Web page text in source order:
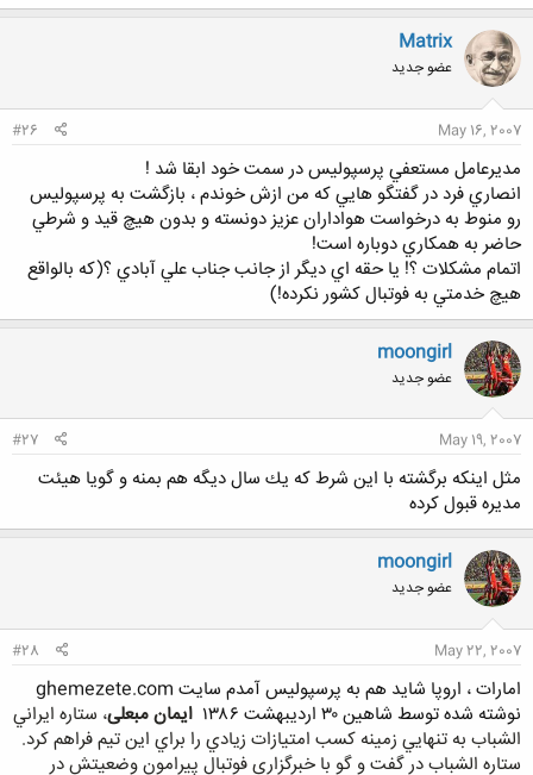
Matrix
عضو جدید
May 16, 2007
#26
مديرعامل مستعفي پرسپوليس در سمت خود ابقا شد !
انصاري فرد در گفتگو هايي كه من ازش خوندم ، بازگشت به پرسپوليس
رو منوط به درخواست هواداران عزيز دونسته و بدون هيچ قيد و شرطي
حاضر به همكاري دوباره است!
اتمام مشكلات ؟! يا حقه اي ديگر از جانب جناب علي آبادي ؟(كه بالواقع
هيچ خدمتي به فوتبال كشور نكرده!)
moongirl
عضو جدید
May 19, 2007
#27
مثل اينكه برگشته با اين شرط كه يك سال ديگه هم بمنه و گويا هيئت
مديره قبول كرده
moongirl
عضو جدید
May 22, 2007
#28
امارات ، اروپا شايد هم به پرسپوليس آمدم سايت ghemezete.com
نوشته شده توسط شاهين ۳۰ ارديبهشت ۱۳۸۶
ایمان مبعلی، ستاره ايراني
الشباب به تنهايي زمينه کسب امتيازات زيادي را براي اين تيم فراهم کرد.
ستاره الشباب در گفت و گو با خبرگزاري فوتبال پيرامون وضعيتش در